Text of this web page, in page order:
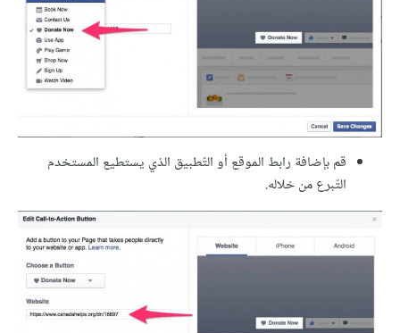
قم بإضافة رابط الموقع أو التّطبيق الذي يستطيع المستخدم
التّبرع من خلاله.